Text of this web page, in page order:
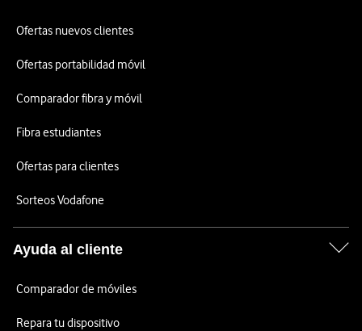
Ofertas nuevos clientes
Ofertas portabilidad móvil
Comparador fibra y móvil
Fibra estudiantes
Ofertas para clientes
Sorteos Vodafone
Ayuda al cliente
Comparador de móviles
Repara tu dispositivo